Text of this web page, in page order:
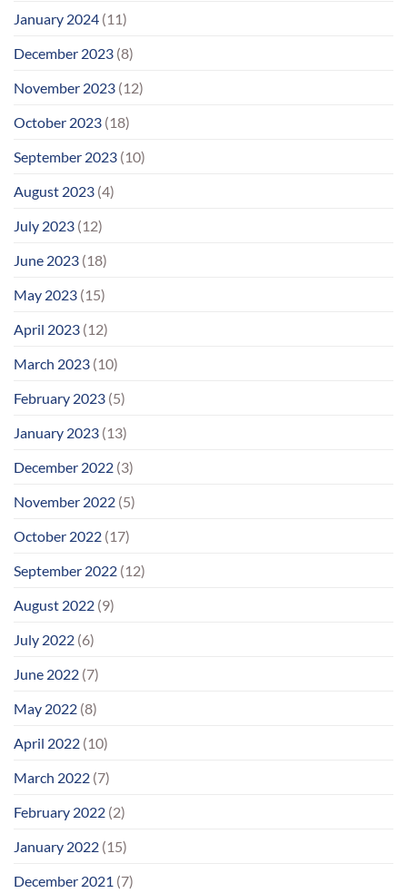
January 2024 (11)
December 2023 (8)
November 2023 (12)
October 2023 (18)
September 2023 (10)
August 2023 (4)
July 2023 (12)
June 2023 (18)
May 2023 (15)
April 2023 (12)
March 2023 (10)
February 2023 (5)
January 2023 (13)
December 2022 (3)
November 2022 (5)
October 2022 (17)
September 2022 (12)
August 2022 (9)
July 2022 (6)
June 2022 (7)
May 2022 (8)
April 2022 (10)
March 2022 (7)
February 2022 (2)
January 2022 (15)
December 2021 (7)